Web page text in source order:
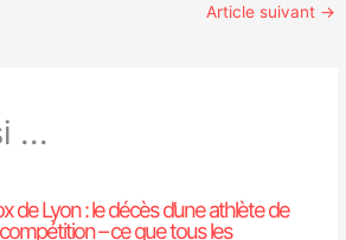
Article suivant →
...
de Lyon : le décès d’une athlète de
– ce que tous les